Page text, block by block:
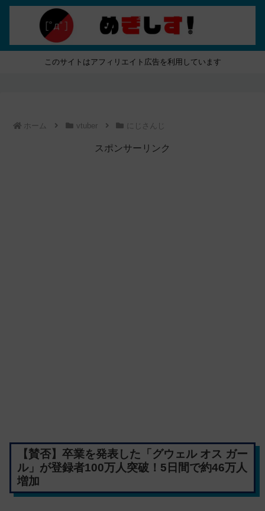
このサイトはアフィリエイト広告を利用しています
ホーム vtuber にじさんじ
スポンサーリンク
【賛否】卒業を発表した「グウェル オス ガー
ル」が登録者100万人突破！5日間で約46万人
増加